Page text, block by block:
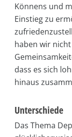
Könnens und
Einstieg zu
haben wir
dass es sich
hinaus
Unterschiede
Das Thema